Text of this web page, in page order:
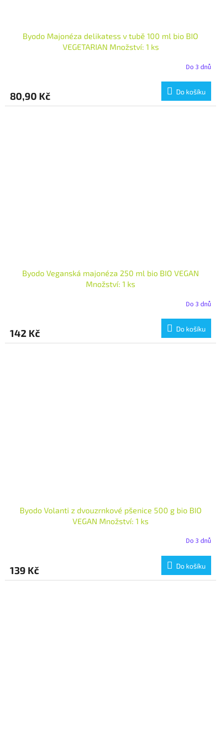
Byodo Majonéza delikatess v tubě 100 ml bio BIO
VEGETARIAN Množství: 1 ks
Do 3 dnů
80,90 Kč Do košíku
Byodo Veganská majonéza 250 ml bio BIO VEGAN
Množství: 1 ks
Do 3 dnů
142 Kč Do košíku
Byodo Volanti z dvouzrnkové pšenice 500 g bio BIO
VEGAN Množství: 1 ks
Do 3 dnů
139 Kč Do košíku